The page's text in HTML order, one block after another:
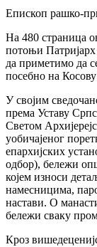
Епископ рашко-
На 480 страница
потоњи
да приметимо да
посебно на
У својим
према Уставу
Светом
уобичајеног
епархијских
одбор), бележи
којем износи
намесницима,
настави. О
бележи сваку
Кроз